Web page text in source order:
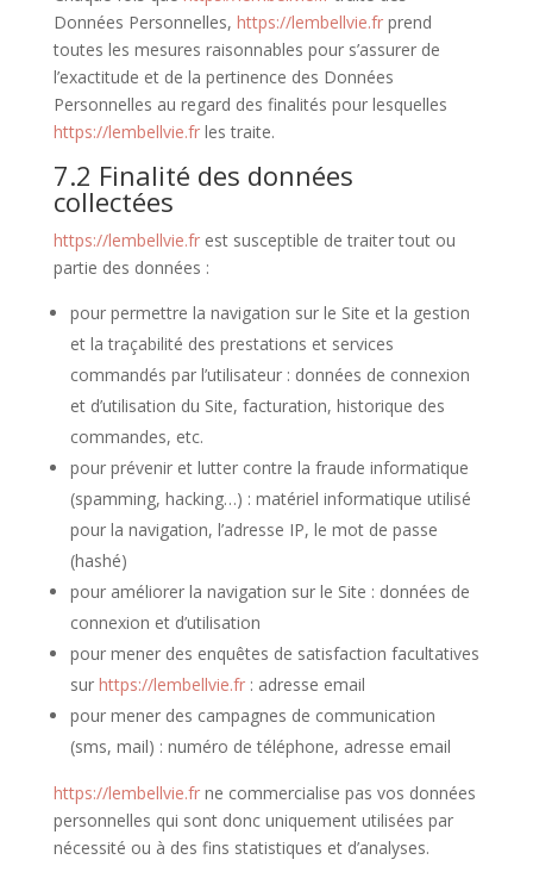
Données Personnelles, https://lembellvie.frprend
toutes les mesures raisonnables pour s’assurer de
l’exactitude et de la pertinence des Données
Personnelles au regard des finalités pour lesquelles
https://lembellvie.frles traite.
7.2 Finalité des données
collectées
https://lembellvie.frest susceptible de traiter tout ou
partie des données :
pour permettre la navigation sur le Site et la gestion
et la traçabilité des prestations et services
commandés par l’utilisateur : données de connexion
et d’utilisation du Site, facturation, historique des
commandes, etc.
pour prévenir et lutter contre la fraude informatique
(spamming, hacking…) : matériel informatique utilisé
pour la navigation, l’adresse IP, le mot de passe
(hashé)
pour améliorer la navigation sur le Site : données de
connexion et d’utilisation
pour mener des enquêtes de satisfaction facultatives
sur https://lembellvie.fr: adresse email
pour mener des campagnes de communication
(sms, mail) : numéro de téléphone, adresse email
https://lembellvie.frne commercialise pas vos données
personnelles qui sont donc uniquement utilisées par
nécessité ou à des fins statistiques et d’analyses.